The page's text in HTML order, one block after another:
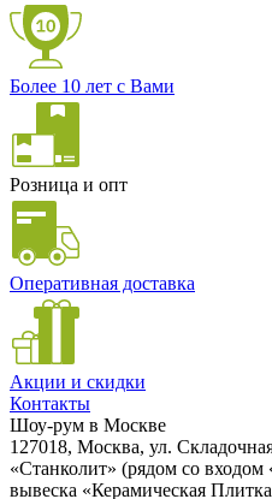
Более 10 лет с Вами
Розница и опт
Оперативная доставка
Акции и скидки
Контакты
Шоу-рум в Москве
127018, Москва, ул.
«Станколит» (рядом со
вывеска «Керамическая